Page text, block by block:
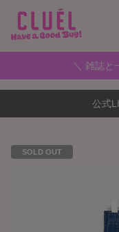
＼ 雑誌と
公式
SOLD OUT